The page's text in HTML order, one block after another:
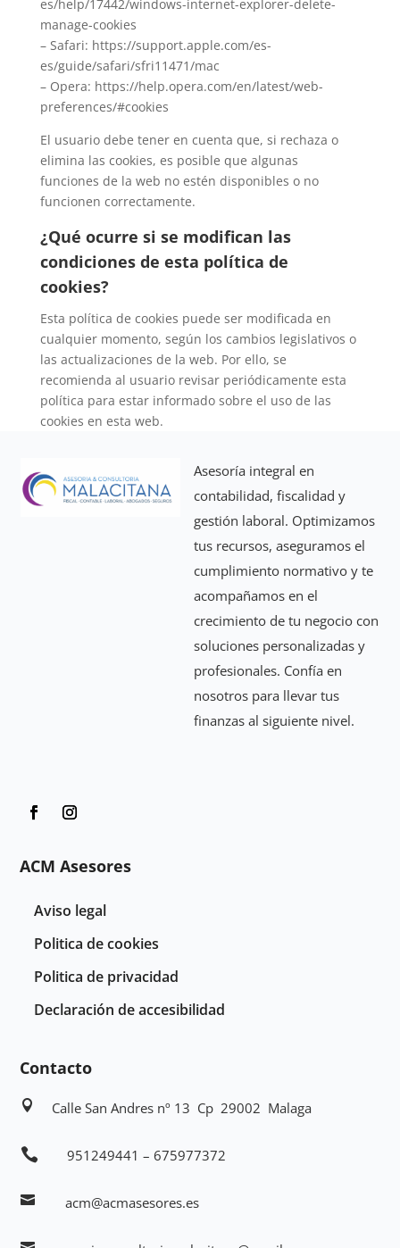
es/help/17442/windows-internet-explorer-delete-
manage-cookies
– Safari: https://support.apple.com/es-
es/guide/safari/sfri11471/mac
– Opera: https://help.opera.com/en/latest/web-
preferences/#cookies
El usuario debe tener en cuenta que, si rechaza o
elimina las cookies, es posible que algunas
funciones de la web no estén disponibles o no
funcionen correctamente.
¿Qué ocurre si se modifican las
condiciones de esta política de
cookies?
Esta política de cookies puede ser modificada en
cualquier momento, según los cambios legislativos o
las actualizaciones de la web. Por ello, se
recomienda al usuario revisar periódicamente esta
política para estar informado sobre el uso de las
cookies en esta web.
Asesoría integral en
contabilidad, fiscalidad y
gestión laboral. Optimizamos
tus recursos, aseguramos el
cumplimiento normativo y te
acompañamos en el
crecimiento de tu negocio con
soluciones personalizadas y
profesionales. Confía en
nosotros para llevar tus
finanzas al siguiente nivel.
ACM Asesores
Aviso legal
Politica de cookies
Politica de privacidad
Declaración de accesibilidad
Contacto
 Calle San Andres nº 13 Cp 29002 Malaga
 951249441 – 675977372
 acm@acmasesores.es